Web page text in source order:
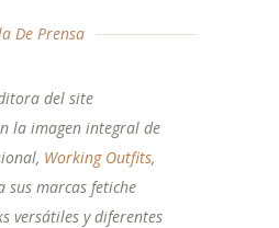
De Prensa
del site
la imagen integral de
Working Outfits,
sus marcas fetiche
versátiles y diferentes